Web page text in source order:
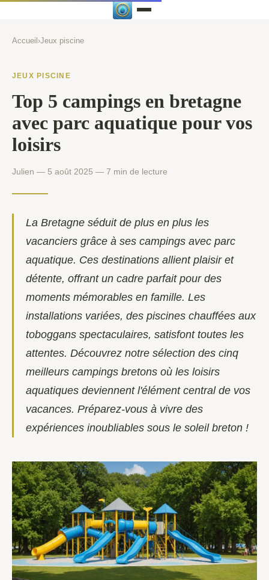
Accueil ›Jeux piscine
JEUX PISCINE
Top 5 campings en bretagne
avec parc aquatique pour vos
loisirs
Julien — 5 août 2025 — 7 min de lecture
La Bretagne séduit de plus en plus les
vacanciers grâce à ses campings avec parc
aquatique. Ces destinations allient plaisir et
détente, offrant un cadre parfait pour des
moments mémorables en famille. Les
installations variées, des piscines chauffées aux
toboggans spectaculaires, satisfont toutes les
attentes. Découvrez notre sélection des cinq
meilleurs campings bretons où les loisirs
aquatiques deviennent l'élément central de vos
vacances. Préparez-vous à vivre des
expériences inoubliables sous le soleil breton !